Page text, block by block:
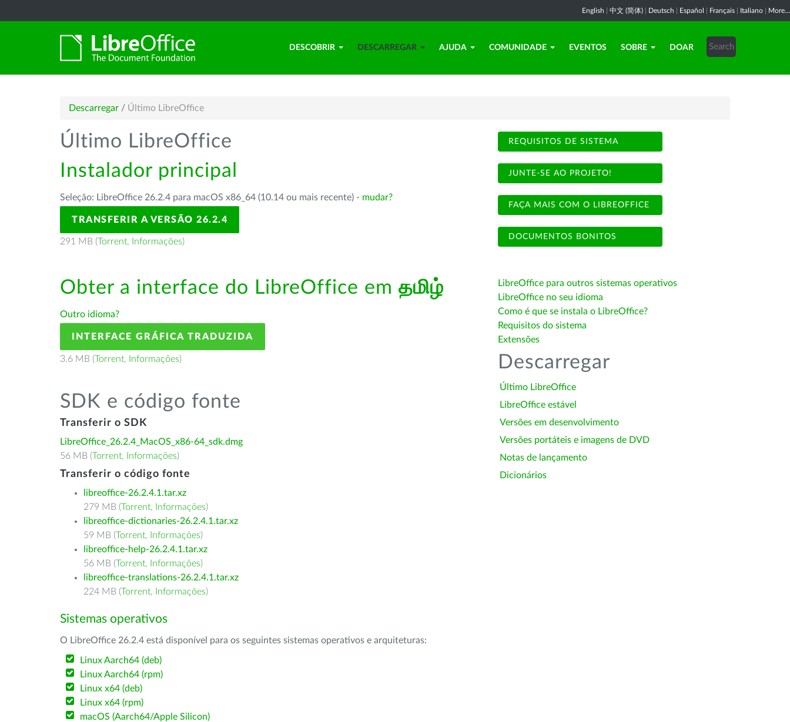
English 中文 (简体) Deutsch Español Français Italiano More...
DESCOBRIR DESCARREGAR AJUDA COMUNIDADE EVENTOS SOBRE DOAR
Descarregar / Último LibreOffice
Último LibreOffice
Instalador principal
Seleção: LibreOffice 26.2.4 para macOS x86_64 (10.14 ou mais recente) - mudar?
TRANSFERIR A VERSÃO 26.2.4
291 MB (Torrent, Informações)
Obter a interface do LibreOffice em தமிழ்
Outro idioma?
INTERFACE GRÁFICA TRADUZIDA
3.6 MB (Torrent, Informações)
SDK e código fonte
Transferir o SDK
LibreOffice_26.2.4_MacOS_x86-64_sdk.dmg
56 MB (Torrent, Informações)
Transferir o código fonte
libreoffice-26.2.4.1.tar.xz
279 MB (Torrent, Informações)
libreoffice-dictionaries-26.2.4.1.tar.xz
59 MB (Torrent, Informações)
libreoffice-help-26.2.4.1.tar.xz
56 MB (Torrent, Informações)
libreoffice-translations-26.2.4.1.tar.xz
224 MB (Torrent, Informações)
Sistemas operativos
O LibreOffice 26.2.4 está disponível para os seguintes sistemas operativos e arquiteturas:
Linux Aarch64 (deb)
Linux Aarch64 (rpm)
Linux x64 (deb)
Linux x64 (rpm)
macOS (Aarch64/Apple Silicon)
REQUISITOS DE SISTEMA
JUNTE-SE AO PROJETO!
FAÇA MAIS COM O LIBREOFFICE
DOCUMENTOS BONITOS
LibreOffice para outros sistemas operativos
LibreOffice no seu idioma
Como é que se instala o LibreOffice?
Requisitos do sistema
Extensões
Descarregar
Último LibreOffice
LibreOffice estável
Versões em desenvolvimento
Versões portáteis e imagens de DVD
Notas de lançamento
Dicionários